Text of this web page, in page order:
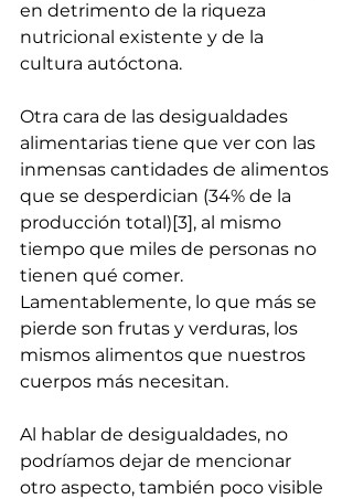
en detrimento de la riqueza
nutricional existente y de la
cultura autóctona.
Otra cara de las desigualdades
alimentarias tiene que ver con las
inmensas cantidades de alimentos
que se desperdician (34% de la
producción total)[3], al mismo
tiempo que miles de personas no
tienen qué comer.
Lamentablemente, lo que más se
pierde son frutas y verduras, los
mismos alimentos que nuestros
cuerpos más necesitan.
Al hablar de desigualdades, no
podríamos dejar de mencionar
otro aspecto, también poco visible